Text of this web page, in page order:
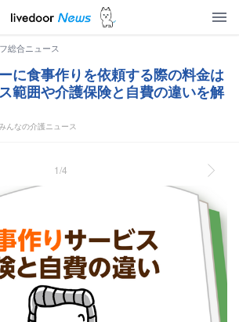
総合ニュース
に食事作りを依頼する際の料金は
範囲や介護保険と自費の違いを解
んなの介護ニュース
1/4